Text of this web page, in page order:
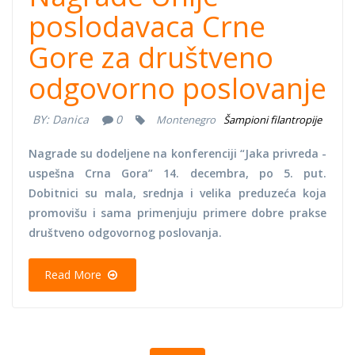
poslodavaca Crne
Gore za društveno
odgovorno poslovanje
BY: Danica 0 Montenegro Šampioni filantropije
Nagrade su dodeljene na konferenciji “Jaka privreda -
uspešna Crna Gora” 14. decembra, po 5. put.
Dobitnici su mala, srednja i velika preduzeća koja
promovišu i sama primenjuju primere dobre prakse
društveno odgovornog poslovanja.
Read More